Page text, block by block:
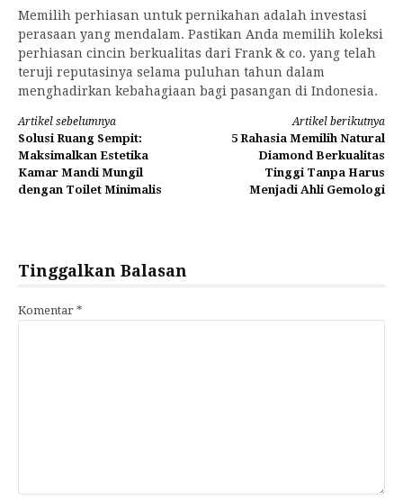
Memilih perhiasan untuk pernikahan adalah investasi
perasaan yang mendalam. Pastikan Anda memilih koleksi
perhiasan cincin berkualitas dari Frank & co. yang telah
teruji reputasinya selama puluhan tahun dalam
menghadirkan kebahagiaan bagi pasangan di Indonesia.
Lanjut
Membaca
Artikel sebelumnya
Solusi Ruang Sempit:
Maksimalkan Estetika
Kamar Mandi Mungil
dengan Toilet Minimalis
Artikel berikutnya
5 Rahasia Memilih Natural
Diamond Berkualitas
Tinggi Tanpa Harus
Menjadi Ahli Gemologi
Tinggalkan Balasan
Komentar *